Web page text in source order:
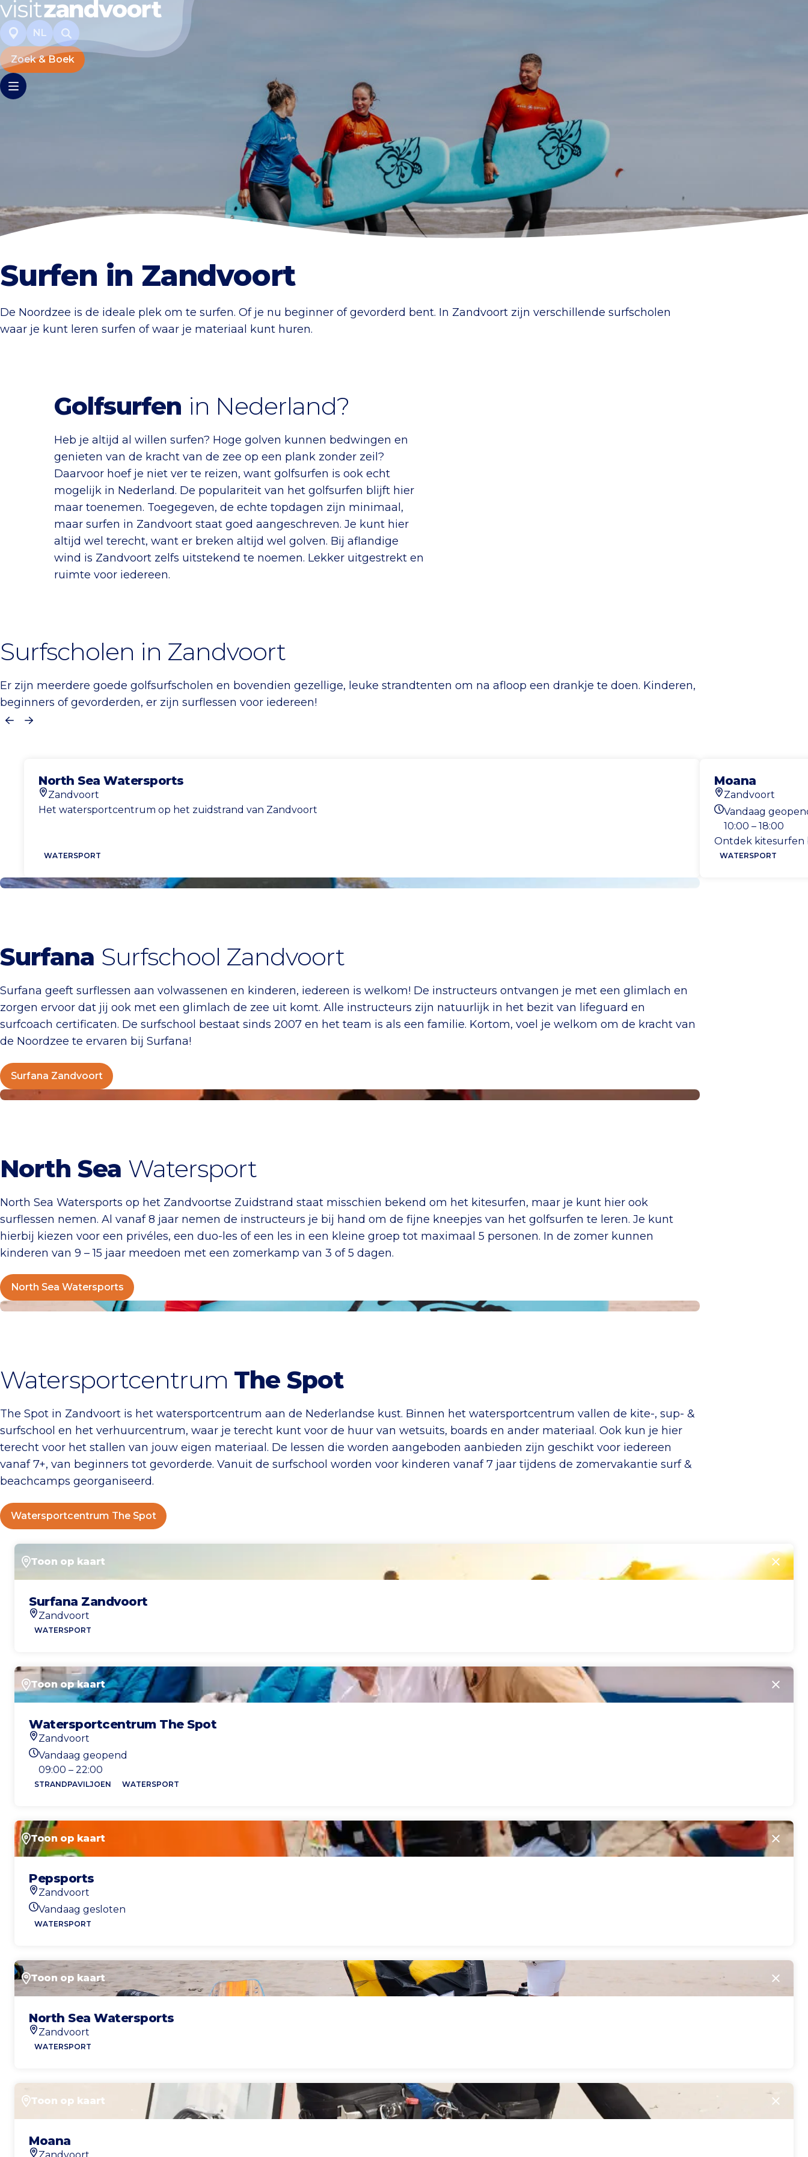
NL
Zoek & Boek
Surfen in Zandvoort
De Noordzee is de ideale plek om te surfen. Of je nu beginner of gevorderd bent. In Zandvoort zijn verschillende surfscholen
waar je kunt leren surfen of waar je materiaal kunt huren.
Golfsurfen in Nederland?
Heb je altijd al willen surfen? Hoge golven kunnen bedwingen en
genieten van de kracht van de zee op een plank zonder zeil?
Daarvoor hoef je niet ver te reizen, want golfsurfen is ook echt
mogelijk in Nederland. De populariteit van het golfsurfen blijft hier
maar toenemen. Toegegeven, de echte topdagen zijn minimaal,
maar surfen in Zandvoort staat goed aangeschreven. Je kunt hier
altijd wel terecht, want er breken altijd wel golven. Bij aflandige
wind is Zandvoort zelfs uitstekend te noemen. Lekker uitgestrekt en
ruimte voor iedereen.
Surfscholen in Zandvoort
Er zijn meerdere goede golfsurfscholen en bovendien gezellige, leuke strandtenten om na afloop een drankje te doen. Kinderen,
beginners of gevorderden, er zijn surflessen voor iedereen!
VorigeVolgende
North Sea Watersports
Locatie
Zandvoort
Het watersportcentrum op het zuidstrand van Zandvoort
WATERSPORT
Moana
Locatie
Zandvoort
Openingstijden
Vandaag
10:00 – 18:00
Ontdek kitesurfen
WATERSPORT
Surfana Zandvoort
Surfana Surfschool Zandvoort
Surfana geeft surflessen aan volwassenen en kinderen, iedereen is welkom! De instructeurs ontvangen je met een glimlach en
zorgen ervoor dat jij ook met een glimlach de zee uit komt. Alle instructeurs zijn natuurlijk in het bezit van lifeguard en
surfcoach certificaten. De surfschool bestaat sinds 2007 en het team is als een familie. Kortom, voel je welkom om de kracht van
de Noordzee te ervaren bij Surfana!
Surfana Zandvoort
North Sea Watersports
North Sea Watersport
North Sea Watersports op het Zandvoortse Zuidstrand staat misschien bekend om het kitesurfen, maar je kunt hier ook
surflessen nemen. Al vanaf 8 jaar nemen de instructeurs je bij hand om de fijne kneepjes van het golfsurfen te leren. Je kunt
hierbij kiezen voor een privéles, een duo-les of een les in een kleine groep tot maximaal 5 personen. In de zomer kunnen
kinderen van 9 – 15 jaar meedoen met een zomerkamp van 3 of 5 dagen.
North Sea Watersports
Watersportcentrum The Spot
Watersportcentrum The Spot
The Spot in Zandvoort is het watersportcentrum aan de Nederlandse kust. Binnen het watersportcentrum vallen de kite-, sup- &
surfschool en het verhuurcentrum, waar je terecht kunt voor de huur van wetsuits, boards en ander materiaal. Ook kun je hier
terecht voor het stallen van jouw eigen materiaal. De lessen die worden aangeboden aanbieden zijn geschikt voor iedereen
vanaf 7+, van beginners tot gevorderde. Vanuit de surfschool worden voor kinderen vanaf 7 jaar tijdens de zomervakantie surf &
beachcamps georganiseerd.
Watersportcentrum The Spot
Toon op kaart
Surfana Zandvoort
Locatie
Zandvoort
WATERSPORT
Toon op kaart
Watersportcentrum The Spot
Locatie
Zandvoort
Openingstijden vandaag
Vandaag geopend
09:00 – 22:00
STRANDPAVILJOEN WATERSPORT
Toon op kaart
Pepsports
Locatie
Zandvoort
Openingstijden vandaag
Vandaag gesloten
WATERSPORT
Toon op kaart
North Sea Watersports
Locatie
Zandvoort
WATERSPORT
Toon op kaart
Moana